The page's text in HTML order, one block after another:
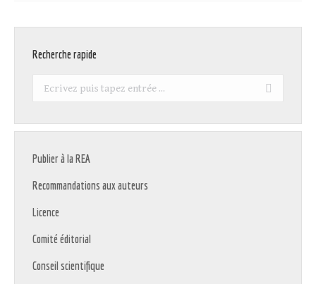
Recherche rapide
Recherche
Publier à la REA
Recommandations aux auteurs
Licence
Comité éditorial
Conseil scientifique